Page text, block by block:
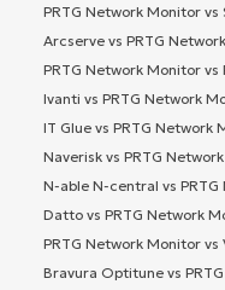
PRTG Network Monitor vs
Arcserve vs PRTG
PRTG Network Monitor vs
Ivanti vs PRTG Network
IT Glue vs PRTG Network
Naverisk vs PRTG
N-able N-central vs
Datto vs PRTG Network
PRTG Network Monitor vs
Bravura Optitune vs